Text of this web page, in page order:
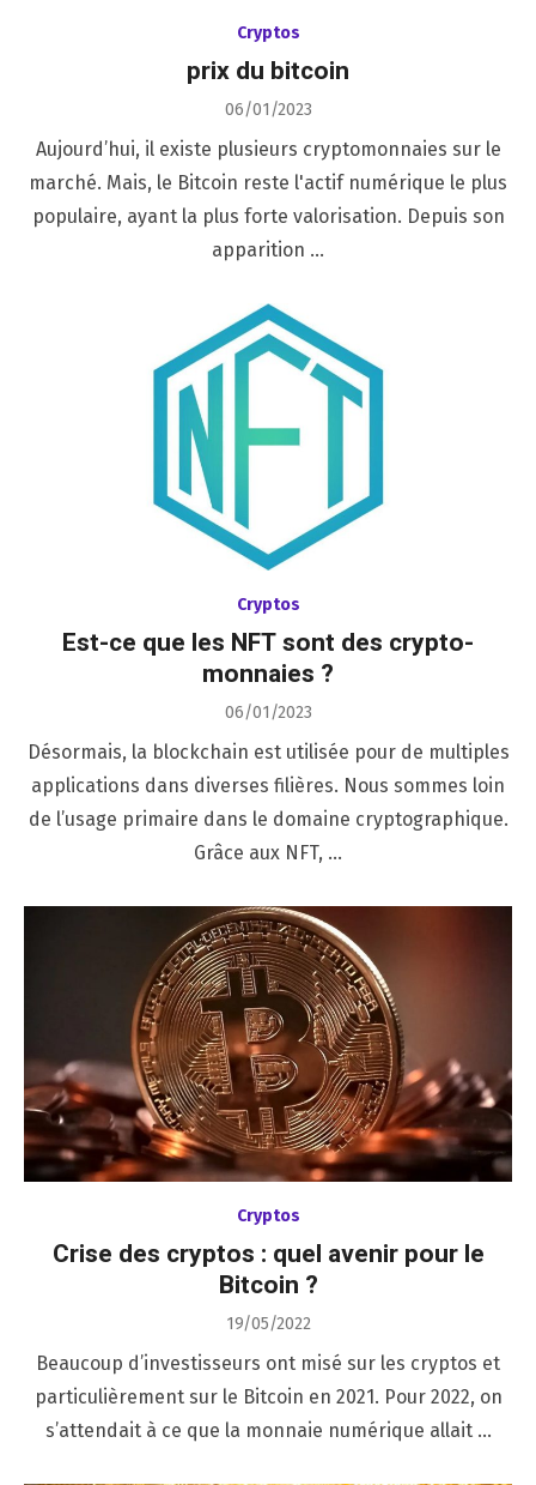
Cryptos
prix du bitcoin
Posted
06/01/2023
Aujourd’hui, il existe plusieurs cryptomonnaies sur le
marché. Mais, le Bitcoin reste l'actif numérique le plus
populaire, ayant la plus forte valorisation. Depuis son
apparition …
Cryptos
Est-ce que les NFT sont des crypto-
monnaies ?
Posted
06/01/2023
Désormais, la blockchain est utilisée pour de multiples
applications dans diverses filières. Nous sommes loin
de l’usage primaire dans le domaine cryptographique.
Grâce aux NFT, …
Cryptos
Crise des cryptos : quel avenir pour le
Bitcoin ?
Posted
19/05/2022
Beaucoup d’investisseurs ont misé sur les cryptos et
particulièrement sur le Bitcoin en 2021. Pour 2022, on
s’attendait à ce que la monnaie numérique allait …